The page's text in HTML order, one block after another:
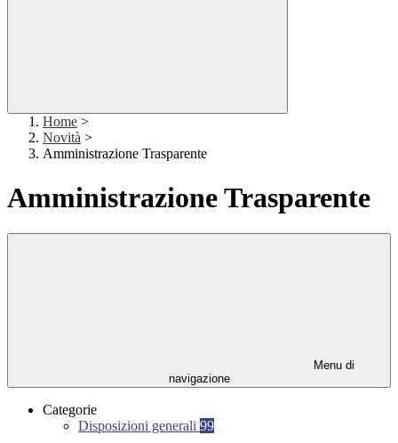
Home >
Novità >
Amministrazione Trasparente
Amministrazione Trasparente
Menu di
navigazione
Categorie
Disposizioni generali 99